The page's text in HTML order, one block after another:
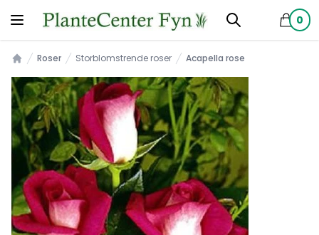
0
Roser Storblomstrende roser Acapella rose